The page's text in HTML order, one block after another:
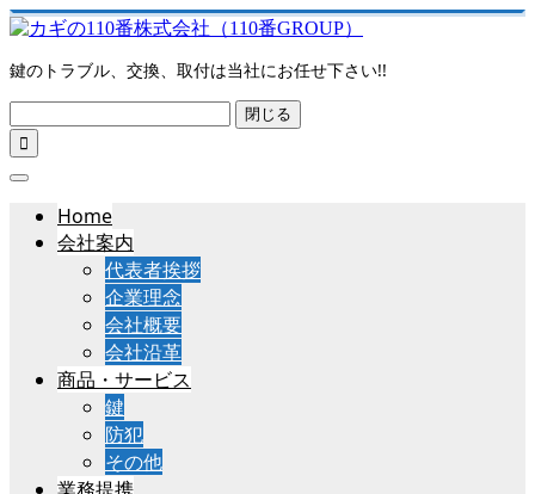
鍵のトラブル、交換、取付は当社にお任せ下さい!!
閉じる

Home
会社案内
代表者挨拶
企業理念
会社概要
会社沿革
商品・サービス
鍵
防犯
その他